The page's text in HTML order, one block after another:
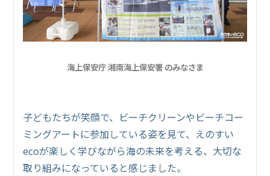
海上保安庁 湘南海上保安署 のみなさま
子どもたちが笑顔で、ビーチクリーンやビーチコー
ミングアートに参加している姿を見て、えのすい
ecoが楽しく学びながら海の未来を考える、大切な
取り組みになっていると感じました。